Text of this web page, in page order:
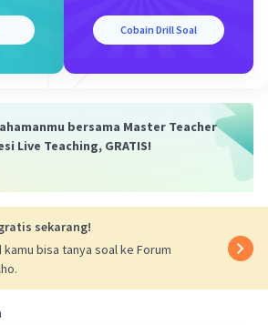
Cobain Drill Soal
bersama Master Teacher
Live Teaching, GRATIS!
sekarang!
kamu bisa tanya soal ke Forum